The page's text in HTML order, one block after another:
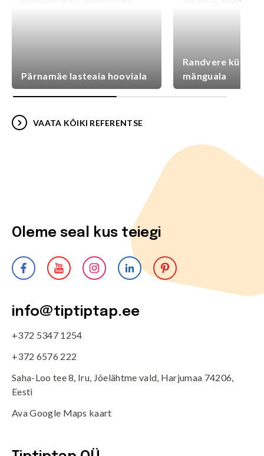
Pärnamäe lasteaia hooviala
Randvere
mänguala
VAATA KÕIKI REFERENTSE
Oleme seal kus teiegi
info@tiptiptap.ee
+372 5347 1254
+372 6576 222
Saha-Loo tee 8, Iru, Jõelähtme vald, Harjumaa 74206,
Eesti
Ava Google Maps kaart